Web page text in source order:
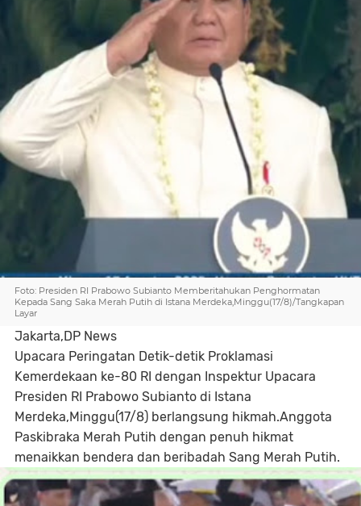
Foto: Presiden RI Prabowo Subianto Memberitahukan Penghormatan
Kepada Sang Saka Merah Putih di Istana Merdeka,Minggu(17/8)/Tangkapan
Layar
Jakarta,DP News
Upacara Peringatan Detik-detik Proklamasi
Kemerdekaan ke-80 RI dengan Inspektur Upacara
Presiden RI Prabowo Subianto di Istana
Merdeka,Minggu(17/8) berlangsung hikmah.Anggota
Paskibraka Merah Putih dengan penuh hikmat
menaikkan bendera dan beribadah Sang Merah Putih.